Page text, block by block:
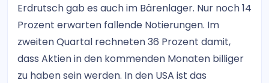
Erdrutsch gab es auch im Bärenlager. Nur noch 14
Prozent erwarten fallende Notierungen. Im
zweiten Quartal rechneten 36 Prozent damit,
dass Aktien in den kommenden Monaten billiger
zu haben sein werden. In den USA ist das